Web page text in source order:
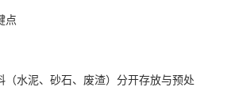
点
（水泥、砂石、废渣）分开存放与预处